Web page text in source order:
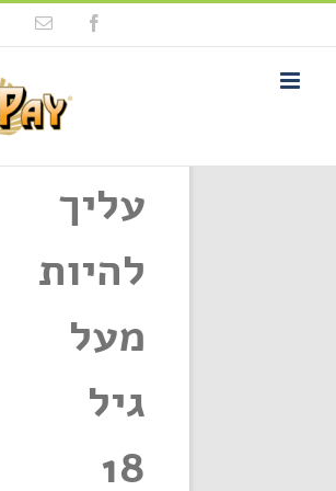
to
content
Facebook
Email
סל הקניות שלך ריק
עליך
להיות
מעל
גיל
18